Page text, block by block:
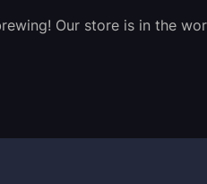
Our store is in the